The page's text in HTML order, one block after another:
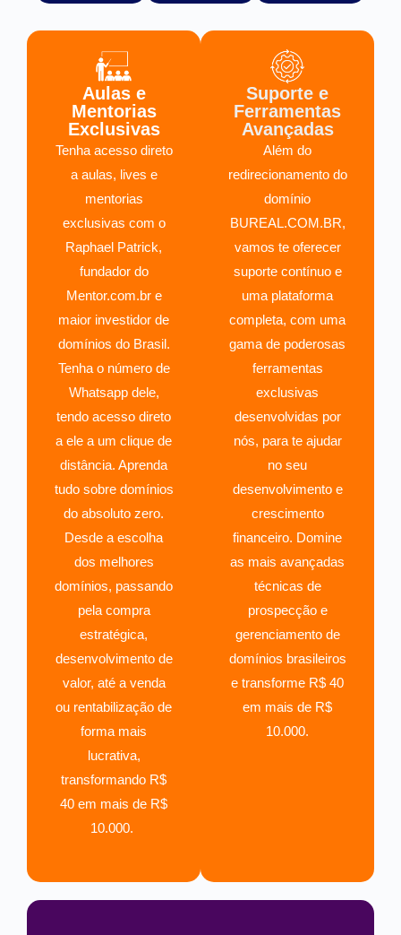
Aulas e
Mentorias
Exclusivas
Tenha acesso direto
a aulas, lives e
mentorias
exclusivas com o
Raphael Patrick,
fundador do
Mentor.com.br e
maior investidor de
domínios do Brasil.
Tenha o número de
Whatsapp dele,
tendo acesso direto
a ele a um clique de
distância. Aprenda
tudo sobre domínios
do absoluto zero.
Desde a escolha
dos melhores
domínios, passando
pela compra
estratégica,
desenvolvimento de
valor, até a venda
ou rentabilização de
forma mais
lucrativa,
transformando R$
40 em mais de R$
10.000.
Suporte e
Ferramentas
Avançadas
Além do
redirecionamento do
domínio
BUREAL.COM.BR,
vamos te oferecer
suporte contínuo e
uma plataforma
completa, com uma
gama de poderosas
ferramentas
exclusivas
desenvolvidas por
nós, para te ajudar
no seu
desenvolvimento e
crescimento
financeiro. Domine
as mais avançadas
técnicas de
prospecção e
gerenciamento de
domínios brasileiros
e transforme R$ 40
em mais de R$
10.000.